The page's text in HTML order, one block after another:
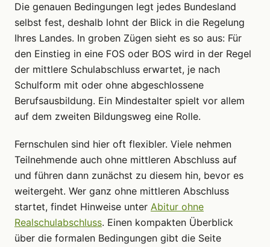
Die genauen Bedingungen legt jedes Bundesland
selbst fest, deshalb lohnt der Blick in die Regelung
Ihres Landes. In groben Zügen sieht es so aus: Für
den Einstieg in eine FOS oder BOS wird in der Regel
der mittlere Schulabschluss erwartet, je nach
Schulform mit oder ohne abgeschlossene
Berufsausbildung. Ein Mindestalter spielt vor allem
auf dem zweiten Bildungsweg eine Rolle.
Fernschulen sind hier oft flexibler. Viele nehmen
Teilnehmende auch ohne mittleren Abschluss auf
und führen dann zunächst zu diesem hin, bevor es
weitergeht. Wer ganz ohne mittleren Abschluss
startet, findet Hinweise unter Abitur ohne
Realschulabschluss. Einen kompakten Überblick
über die formalen Bedingungen gibt die Seite